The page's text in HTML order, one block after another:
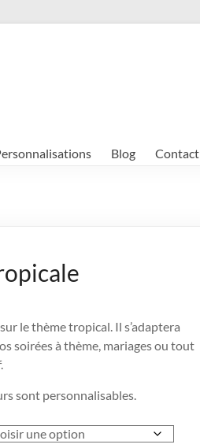
Blog Contact
le thème tropical. Il s’adaptera
soirées à thème, mariages ou tout
sont personnalisables.